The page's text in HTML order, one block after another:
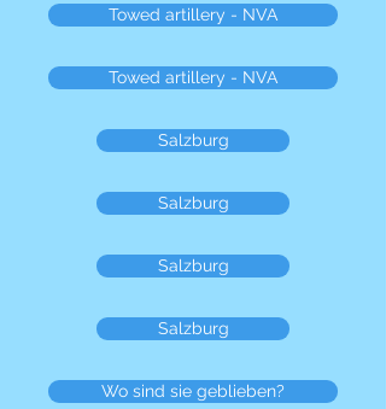
Towed artillery - NVA
Towed artillery - NVA
Salzburg
Salzburg
Salzburg
Salzburg
Wo sind sie geblieben?